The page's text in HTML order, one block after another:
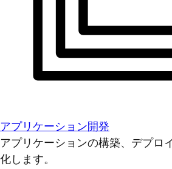
アプリケーション開発
アプリケーションの構築、デプロ
化します。